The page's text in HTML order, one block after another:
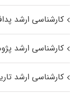
کارشناسی ارشد
کارشناسی ارشد
کارشناسی ارشد